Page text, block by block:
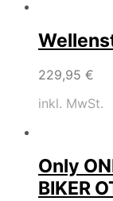
229,95 €
inkl. MwSt.
Only
BIKER